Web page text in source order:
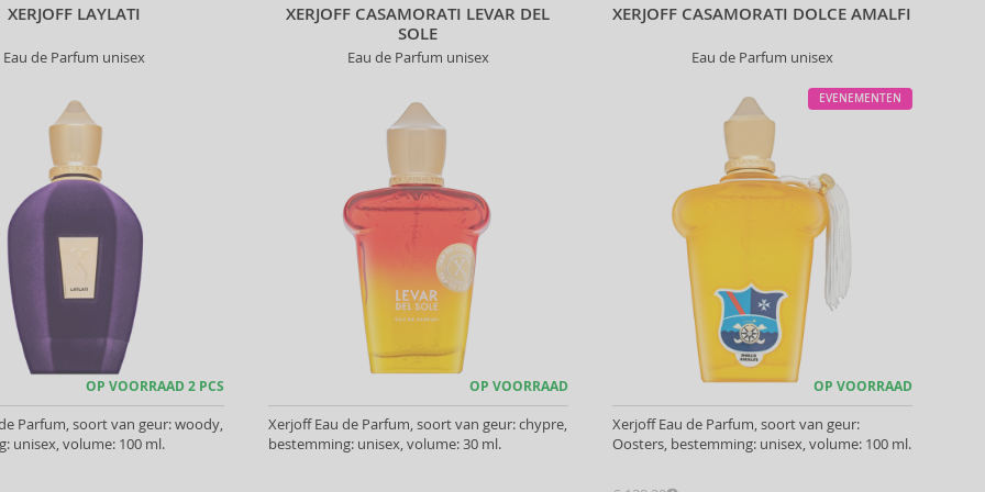
XERJOFF LAYLATI
Eau de Parfum unisex
OP VOORRAAD 2 PCS
Parfum, soort van geur: woody,
unisex, volume: 100 ml.
XERJOFF CASAMORATI LEVAR DEL
SOLE
Eau de Parfum unisex
OP VOORRAAD
Xerjoff Eau de Parfum, soort van geur: chypre,
bestemming: unisex, volume: 30 ml.
XERJOFF CASAMORATI DOLCE AMALFI
Eau de Parfum unisex
EVENEMENTEN
OP VOORRAAD
Xerjoff Eau de Parfum, soort van geur:
Oosters, bestemming: unisex, volume: 100 ml.